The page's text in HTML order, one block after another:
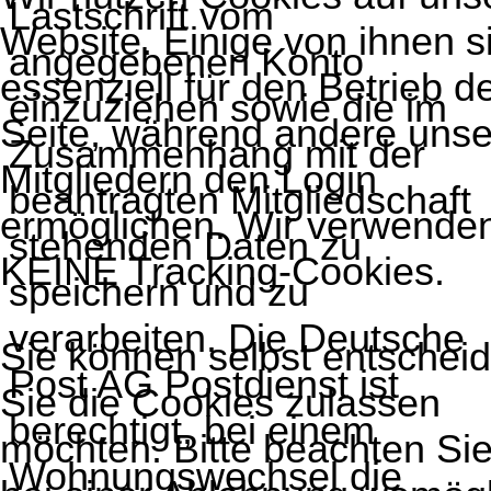
Lastschrift vom
angegebenen Konto
einzuziehen sowie die im
Zusammenhang mit der
beantragten Mitgliedschaft
stehenden Daten zu
speichern und zu
verarbeiten. Die Deutsche
Post AG Postdienst ist
berechtigt, bei einem
Wohnungswechsel die
Website. Einige von ihnen
essenziell für den Betrieb
Seite, während andere
Mitgliedern den Login
ermöglichen. Wir
KEINE Tracking-Cookies.
Sie können selbst
Sie die Cookies zulassen
möchten. Bitte beachten